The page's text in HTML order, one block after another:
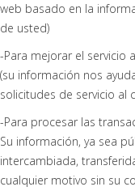
web basado en la
de usted)
-Para mejorar el servicio
(su información nos
solicitudes de servicio al
-Para procesar las
Su información, ya sea
intercambiada,
cualquier motivo sin su